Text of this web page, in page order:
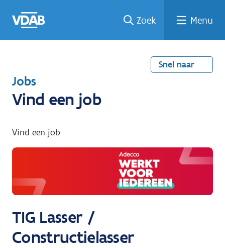
naar
een
een
job
naar
Zoek Menu
Snel naar
T
e
u
g
a
a
r
Jobs
Vind een job
Vind een job
TIG Lasser /
Constructielasser